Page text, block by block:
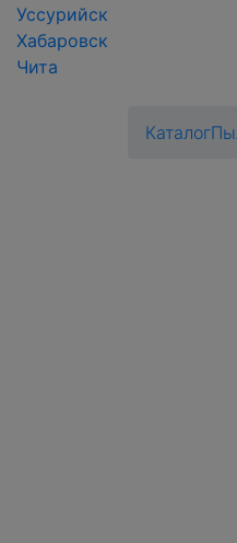
Уссурийск
Хабаровск
Чита
Каталог